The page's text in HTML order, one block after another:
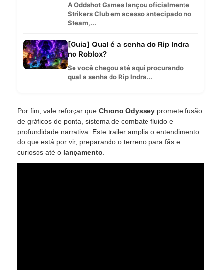
A Oddshot Games lançou oficialmente
Strikers Club em acesso antecipado no
Steam,...
[Guia] Qual é a senha do Rip Indra
no Roblox?
Se você chegou até aqui procurando
qual a senha do Rip Indra...
Por fim, vale reforçar que Chrono Odyssey promete fusão
de gráficos de ponta, sistema de combate fluido e
profundidade narrativa. Este trailer amplia o entendimento
do que está por vir, preparando o terreno para fãs e
curiosos até o lançamento